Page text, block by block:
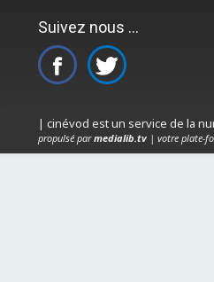
Suivez nous ...
| cinévod est un service de la
propulsé parmedialib.tv| votre plate-